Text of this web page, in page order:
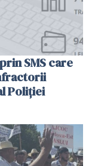
SMS care
Poliției